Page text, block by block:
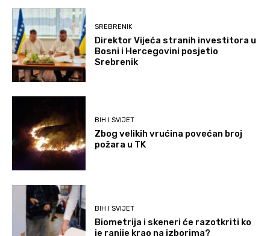
SREBRENIK
Direktor Vijeća stranih investitora u
Bosni i Hercegovini posjetio
Srebrenik
BIH I SVIJET
Zbog velikih vrućina povećan broj
požara u TK
BIH I SVIJET
Biometrija i skeneri će razotkriti ko
je ranije krao na izborima?